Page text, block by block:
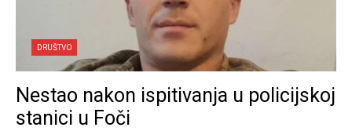
DRUŠTVO
Nestao nakon ispitivanja u policijskoj
stanici u Foči